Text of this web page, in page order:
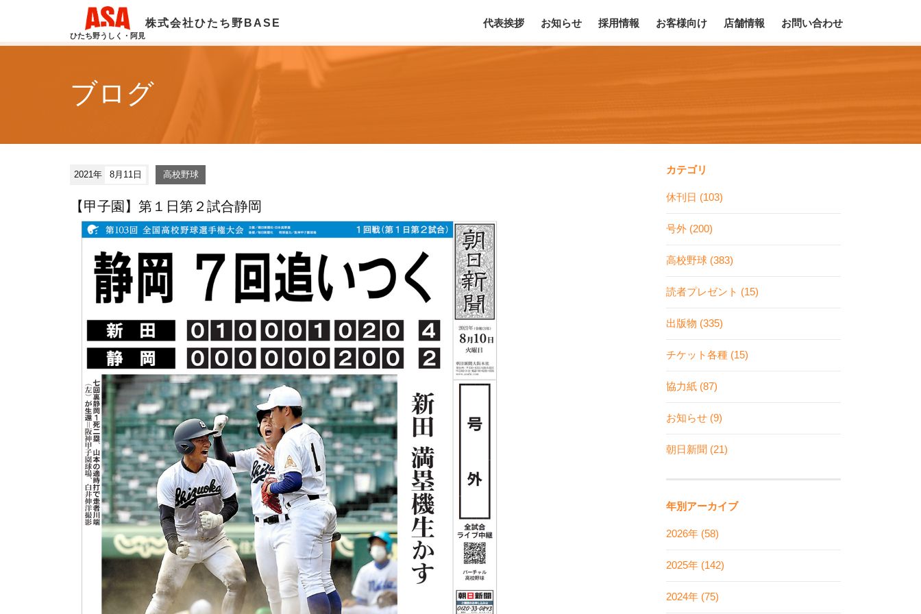
ひたち野うしく・阿見
株式会社ひたち野BASE 代表挨拶 お知らせ 採用情報 お客様向け 店舗情報 お問い合わせ
ブログ
2021年 8月11日 高校野球
【甲子園】第１日第２試合静岡
カテゴリ
休刊日 (103)
号外 (200)
高校野球 (383)
読者プレゼント (15)
出版物 (335)
チケット各種 (15)
協力紙 (87)
お知らせ (9)
朝日新聞 (21)
年別アーカイブ
2026年 (58)
2025年 (142)
2024年 (75)